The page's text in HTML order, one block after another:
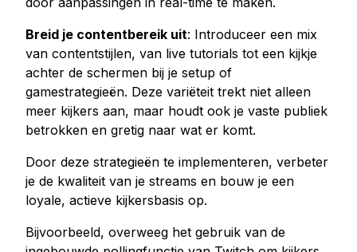
Breid je contentbereik uit: Introduceer een mix
van contentstijlen, van live tutorials tot een kijkje
achter de schermen bij je setup of
gamestrategieën. Deze variëteit trekt niet alleen
meer kijkers aan, maar houdt ook je vaste publiek
betrokken en gretig naar wat er komt.
Door deze strategieën te implementeren, verbeter
je de kwaliteit van je streams en bouw je een
loyale, actieve kijkersbasis op.
Bijvoorbeeld, overweeg het gebruik van de